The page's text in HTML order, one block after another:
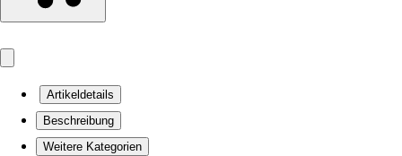
Artikeldetails
Beschreibung
Weitere Kategorien